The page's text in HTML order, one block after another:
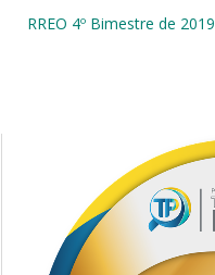
RREO 4º Bimestre de 2019